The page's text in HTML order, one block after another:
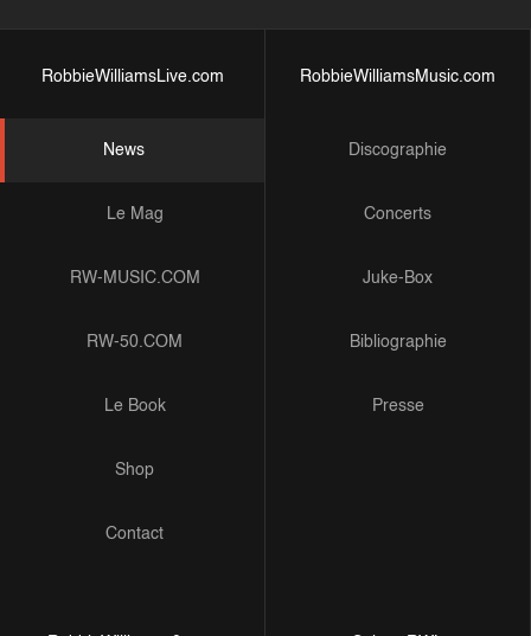
RobbieWilliamsLive.com
News
Le Mag
RW-MUSIC.COM
RW-50.COM
Le Book
Shop
Contact
RobbieWilliamsMusic.com
Discographie
Concerts
Juke-Box
Bibliographie
Presse